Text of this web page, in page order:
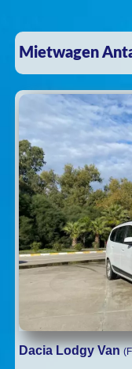
Mietwagen
Dacia Lodgy Van